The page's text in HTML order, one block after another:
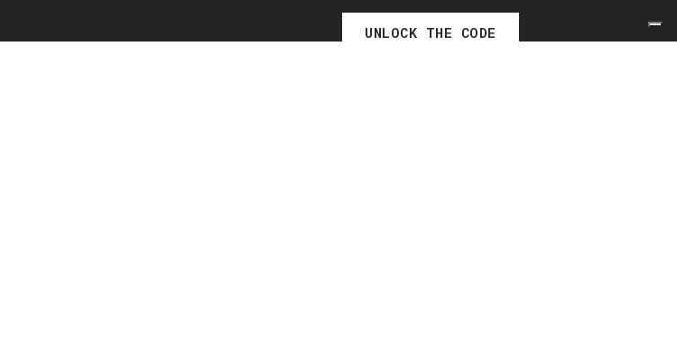
UNLOCK THE CODE